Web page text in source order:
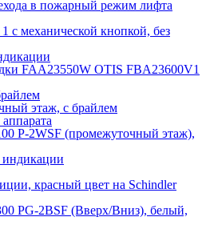
в пожарный режим лифта
с механической кнопкой, без
FAA23550W OTIS FBA23600V1
этаж, с брайлем
P-2WSF (промежуточный этаж),
красный цвет на Schindler
PG-2BSF (Вверх/Вниз), белый,